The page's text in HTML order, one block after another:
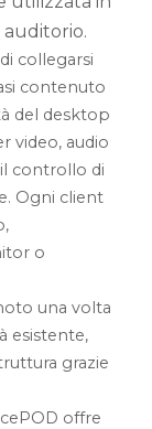
collegarsi
contenuto
del desktop
video, audio
controllo di
Ogni client
o
una volta
esistente,
grazie
offre